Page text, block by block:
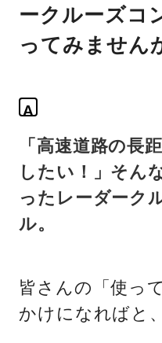
ークルーズコ
ってみません
A
「高速道路の長
したい！」そん
ったレーダーク
ル。
皆さんの「使っ
かけになればと